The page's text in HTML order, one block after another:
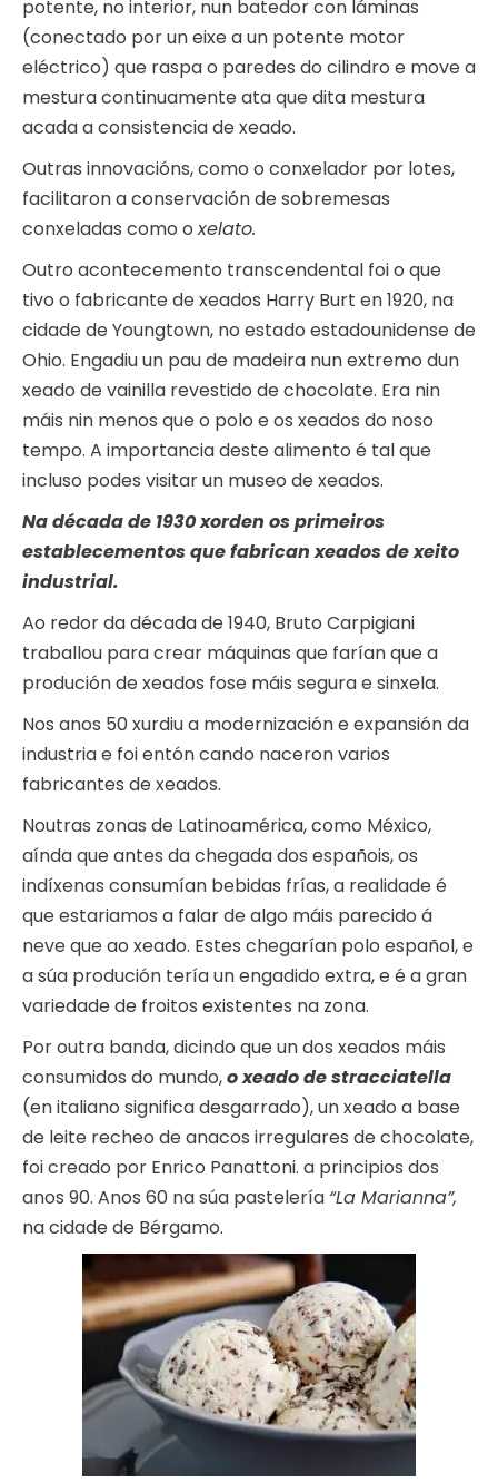
potente, no interior, nun batedor con láminas
(conectado por un eixe a un potente motor
eléctrico) que raspa o paredes do cilindro e move a
mestura continuamente ata que dita mestura
acada a consistencia de xeado.
Outras innovacións, como o conxelador por lotes,
facilitaron a conservación de sobremesas
conxeladas como oxelato.
Outro acontecemento transcendental foi o que
tivo o fabricante de xeados Harry Burt en 1920, na
cidade de Youngtown, no estado estadounidense de
Ohio. Engadiu un pau de madeira nun extremo dun
xeado de vainilla revestido de chocolate. Era nin
máis nin menos que o polo e os xeados do noso
tempo. A importancia deste alimento é tal que
incluso podes visitar un museo de xeados.
Na década de 1930 xorden os primeiros
establecementos que fabrican xeados de xeito
industrial.
Ao redor da década de 1940, Bruto Carpigiani
traballou para crear máquinas que farían que a
produción de xeados fose máis segura e sinxela.
Nos anos 50 xurdiu a modernización e expansión da
industria e foi entón cando naceron varios
fabricantes de xeados.
Noutras zonas de Latinoamérica, como México,
aínda que antes da chegada dos españois, os
indíxenas consumían bebidas frías, a realidade é
que estariamos a falar de algo máis parecido á
neve que ao xeado. Estes chegarían polo español, e
a súa produción tería un engadido extra, e é a gran
variedade de froitos existentes na zona.
Por outra banda, dicindo que un dos xeados máis
consumidos do mundo,o xeado de stracciatella
(en italiano significa desgarrado), un xeado a base
de leite recheo de anacos irregulares de chocolate,
foi creado por Enrico Panattoni. a principios dos
anos 90. Anos 60 na súa pastelería “La Marianna”,
na cidade de Bérgamo.